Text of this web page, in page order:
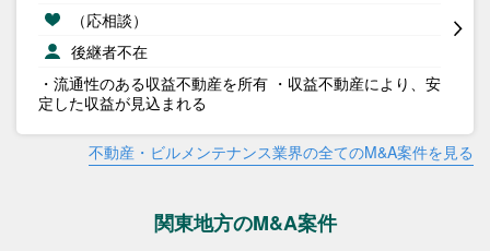
（応相談）
後継者不在
・流通性のある収益不動産を所有 ・収益不動産により、安
定した収益が見込まれる
不動産・ビルメンテナンス業界の全てのM&A案件を見る
関東地方のM&A案件